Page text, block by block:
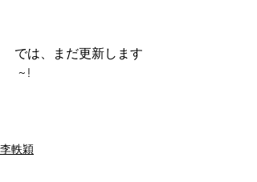
では、まだ更新します
~!
李軼穎